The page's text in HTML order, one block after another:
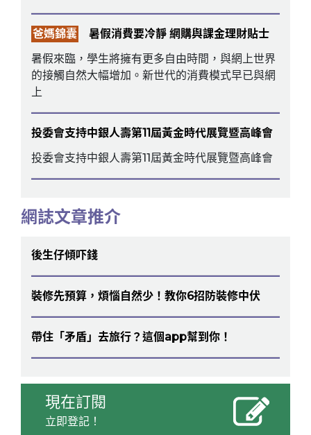
爸媽錦囊
暑假消費要冷靜 網購與課金理財貼士
暑假來臨，學生將擁有更多自由時間，與網上世界
的接觸自然大幅增加。新世代的消費模式早已與網
上
投委會支持中銀人壽第11屆黃金時代展覽暨高峰會
投委會支持中銀人壽第11屆黃金時代展覽暨高峰會
網誌文章推介
後生仔傾吓錢
裝修先預算，煩惱自然少！教你6招防裝修中伏
帶住「矛盾」去旅行？這個app幫到你！
現在訂閱
立即登記！